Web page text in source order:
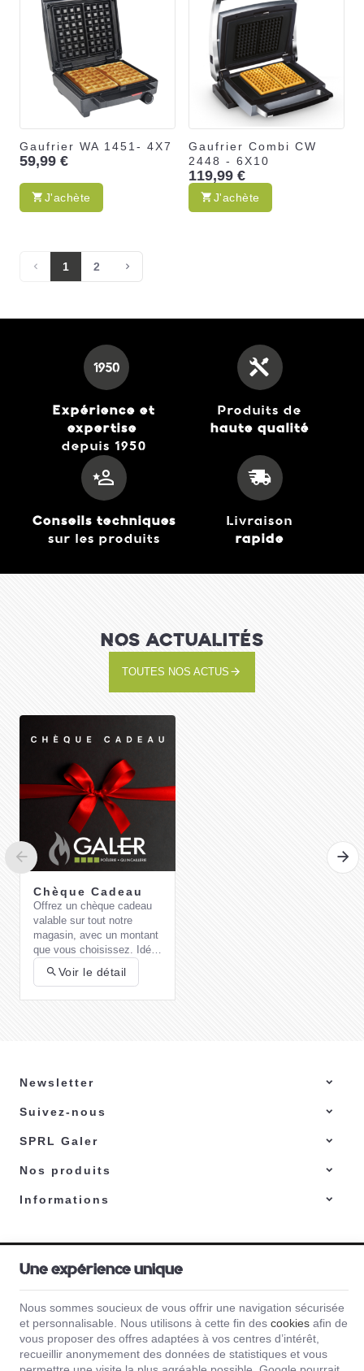
Gaufrier WA 1451- 4X7
59,99 €
J'achète
Gaufrier Combi CW
2448 - 6X10
119,99 €
J'achète
1 2
Expérience et
expertise
depuis 1950
Produits de
haute qualité
Conseils techniques
sur les produits
Livraison
rapide
NOS ACTUALITÉS
TOUTES NOS ACTUS
Chèque Cadeau
Offrez un chèque cadeau
valable sur tout notre
magasin, avec un montant
que vous choisissez. Idéal
pour un cadeau pratique et
flexible !
Voir le détail
Comment choisir
gaz ?
Choisir un barbecue à gaz
préférences nécessite de
plusieurs critères
Voici quelques éléments à
Newsletter
Suivez-nous
SPRL Galer
Nos produits
Informations
Galer | N° d'entreprise : 0471.370.312 |
générales
© Copyright 2023-2026 -E-net Business, accélérateur d'e-commerce pour
commerçants, indépendants & PME
Une expérience unique
Nous sommes soucieux de vous offrir une navigation sécurisée
et personnalisable. Nous utilisons à cette fin des cookies afin de
vous proposer des offres adaptées à vos centres d’intérêt,
recueillir anonymement des données de statistiques et vous